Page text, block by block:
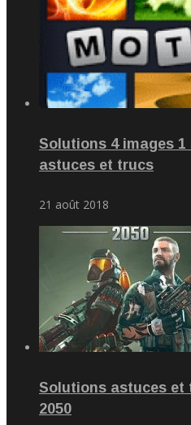
Solutions 4 images 1
astuces et trucs
21 août 2018
Solutions astuces et
2050